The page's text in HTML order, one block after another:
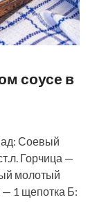
соусе в
Соевый
Горчица —
молотый
1 щепотка Б: